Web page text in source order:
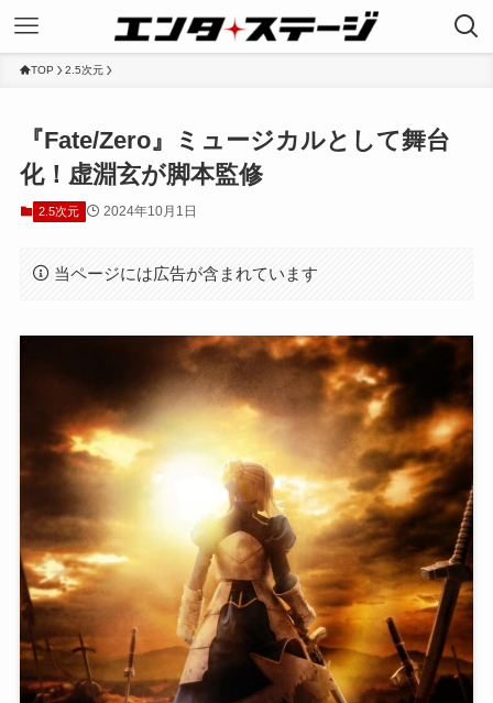
TOP 2.5次元
『Fate/Zero』ミュージカルとして舞台
化！虚淵玄が脚本監修
2.5次元 2024年10月1日
当ページには広告が含まれています